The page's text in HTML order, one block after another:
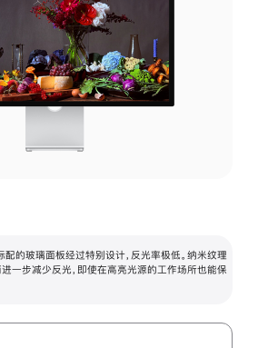
配的玻璃面板经过特别设计，反光率极低。纳米纹理
一步减少反光，即使在高亮光源的工作场所也能保